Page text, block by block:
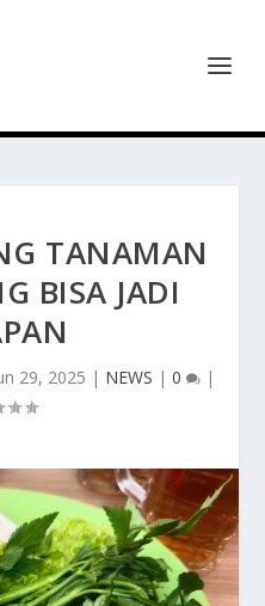
TANAMAN
BISA JADI
29, 2025 | NEWS | 0 |